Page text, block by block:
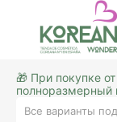
🎁 При покупке
полноразмерный
Все варианты